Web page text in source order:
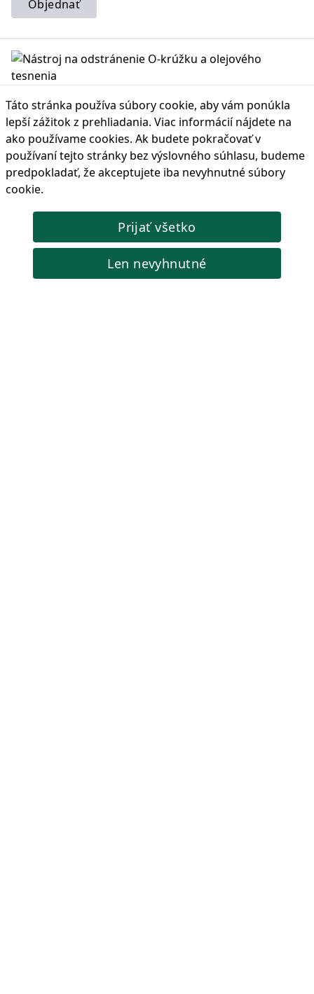
Objednať
Nástroj na odstránenie O-krúžku a olejového tesnenia
Univerzálny dvojhákový sťahovák na odstraňovanie O-krúžkov
a olejových tesnení.
Kód produktu: CKB04117
Cena s DPH:5,61 €
Zobraziť viac produktov
Táto stránka používa súbory cookie, aby vám ponúkla
lepší zážitok z prehliadania. Viac informácií nájdete na
ako používame cookies. Ak budete pokračovať v
používaní tejto stránky bez výslovného súhlasu, budeme
predpokladať, že akceptujete iba nevyhnutné súbory
cookie.
Prijať všetko
Len nevyhnutné